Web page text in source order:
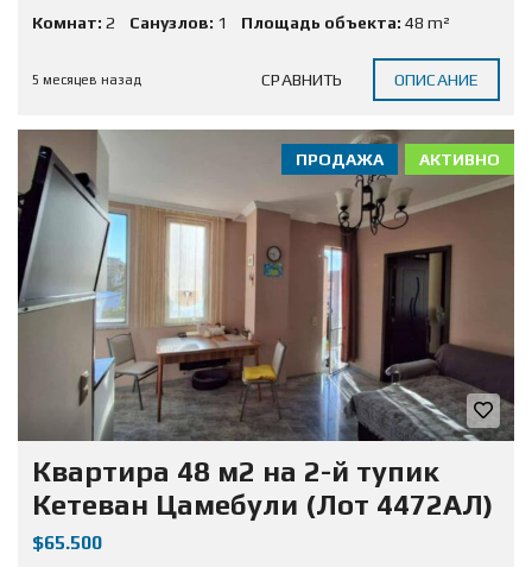
Комнат: 2 Санузлов: 1 Площадь объекта: 48 m²
5 месяцев назад СРАВНИТЬ ОПИСАНИЕ
АКТИВНО
ПРОДАЖА
Квартира 48 м2 на 2-й тупик
Кетеван Цамебули (Лот 4472АЛ)
$65.500